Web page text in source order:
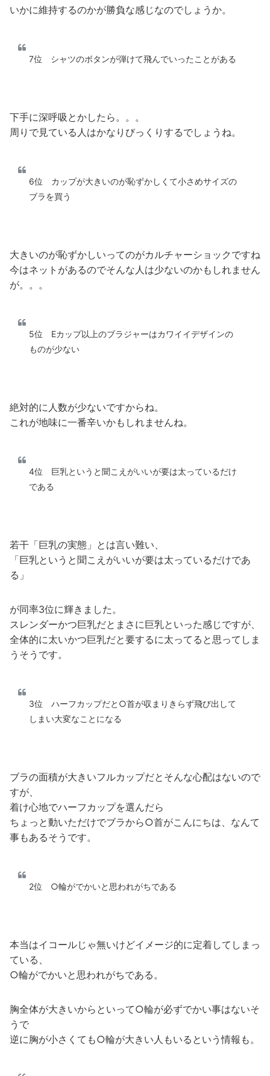
いかに維持するのかが勝負な感じなのでしょうか。
7位 シャツのボタンが弾けて飛んでいったことがある
下手に深呼吸とかしたら。。。
周りで見ている人はかなりびっくりするでしょうね。
6位 カップが大きいのが恥ずかしくて小さめサイズの
ブラを買う
大きいのが恥ずかしいってのがカルチャーショックですね
今はネットがあるのでそんな人は少ないのかもしれません
が。。。
5位 Eカップ以上のブラジャーはカワイイデザインの
ものが少ない
絶対的に人数が少ないですからね。
これが地味に一番辛いかもしれませんね。
4位 巨乳というと聞こえがいいが要は太っているだけ
である
若干「巨乳の実態」とは言い難い、
「巨乳というと聞こえがいいが要は太っているだけであ
る」
が同率3位に輝きました。
スレンダーかつ巨乳だとまさに巨乳といった感じですが、
全体的に太いかつ巨乳だと要するに太ってると思ってしま
うそうです。
3位 ハーフカップだと○首が収まりきらず飛び出して
しまい大変なことになる
ブラの面積が大きいフルカップだとそんな心配はないので
すが、
着け心地でハーフカップを選んだら
ちょっと動いただけでブラから○首がこんにちは、なんて
事もあるそうです。
2位 ○輪がでかいと思われがちである
本当はイコールじゃ無いけどイメージ的に定着してしまっ
ている、
○輪がでかいと思われがちである。
胸全体が大きいからといって○輪が必ずでかい事はないそ
うで
逆に胸が小さくても○輪が大きい人もいるという情報も。